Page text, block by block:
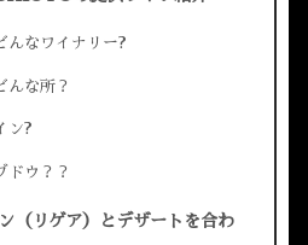
んなワイナリー?
んな所？
ン?
ドウ？？
（リゲア）とデザートを合わ